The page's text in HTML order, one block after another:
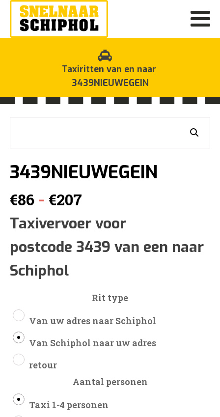
Taxiritten van en naar
3439NIEUWEGEIN
3439NIEUWEGEIN
€86 - €207
€86
tot
Taxivervoer voor
postcode 3439 van een naar
Schiphol
Rit type
Van uw adres naar Schiphol
Van Schiphol naar uw adres
retour
Aantal personen
Taxi 1-4 personen